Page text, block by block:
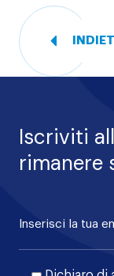
Iscriviti
rimanere